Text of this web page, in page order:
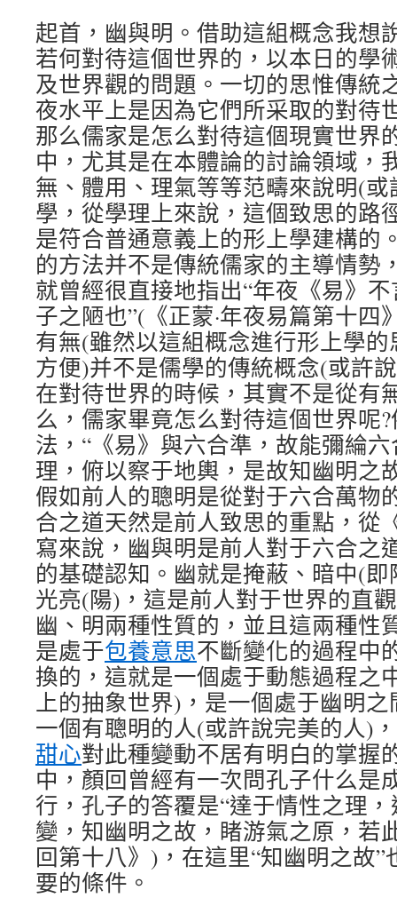
起首，幽與明。借助這組概念我想
若何對待這個世界的，以本日的學
及世界觀的問題。一切的思惟傳統
夜水平上是因為它們所采取的對待
那么儒家是怎么對待這個現實世界
中，尤其是在本體論的討論領域，
無、體用、理氣等等范疇來說明(
學，從學理上來說，這個致思的路
是符合普通意義上的形上學建構的
的方法并不是傳統儒家的主導情勢
就曾經很直接地指出“年夜《易》
子之陋也”(《正蒙·年夜易篇第十四
有無(雖然以這組概念進行形上學
方便)并不是儒學的傳統概念(或許
在對待世界的時候，其實不是從有
么，儒家畢竟怎么對待這個世界呢
法，“《易》與六合準，故能彌綸
理，俯以察于地輿，是故知幽明之
假如前人的聰明是從對于六合萬物
合之道天然是前人致思的重點，從
寫來說，幽與明是前人對于六合之
的基礎認知。幽就是掩蔽、暗中(
光亮(陽)，這是前人對于世界的直
幽、明兩種性質的，並且這兩種性
是處于包養意思不斷變化的過程中
換的，這就是一個處于動態過程之
上的抽象世界)，是一個處于幽明
一個有聰明的人(或許說完美的人)
甜心對此種變動不居有明白的掌握
中，顏回曾經有一次問孔子什么是
行，孔子的答覆是“達于情性之理
變，知幽明之故，睹游氣之原，若
回第十八》)，在這里“知幽明之故
要的條件。